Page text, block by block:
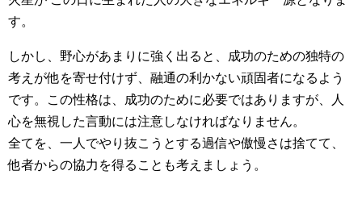
す。
しかし、野心があまりに強く出ると、成功のための独特の
考えが他を寄せ付けず、融通の利かない頑固者になるよう
です。この性格は、成功のために必要ではありますが、人
心を無視した言動には注意しなければなりません。
全てを、一人でやり抜こうとする過信や傲慢さは捨てて、
他者からの協力を得ることも考えましょう。